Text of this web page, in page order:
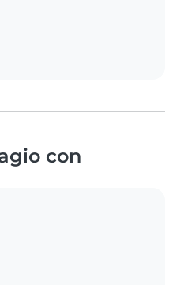
con